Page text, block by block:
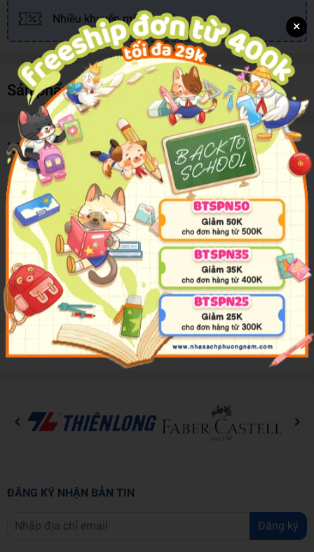
Nhiều khuyến mãi, ưu đãi
Sản phẩm cùng loại
Mô tả sản phẩm
Pin 3A Maxell Alkaline
Là dòng pin kiềm có mức năng lượng trung bình , giá
mua rẻ nên ngày càng được nhiều khách hàng lựa
chọn
Pin thường thay cho các thiết bị như : máy đo huyết
áp, điều khiển điều hòa …
Đánh giá sản phẩm
ĐĂNG KÝ NHẬN BẢN TIN
Đăng ký
×